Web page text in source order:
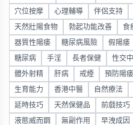
穴位按摩 心理輔導 伴侶支持
天然壯陽食物 勃起功能改善 食
器質性陽痿 糖尿病風險 假陽痿
糖尿病 手淫 長者保健 性交
體外射精 肝病 戒煙 預防陽痿
生育能力 香港中醫 自然療法
延時技巧 天然保健品 前戲技巧
液態威而鋼 無副作用 早洩成因